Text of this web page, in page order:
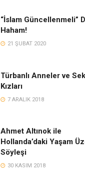
“İslam Güncellenmeli”
Haham!
21 ŞUBAT 2020
Türbanlı Anneler ve
Kızları
7 ARALIK 2018
Ahmet Altınok ile
Hollanda’daki Yaşam
Söyleşi
30 KASIM 2018